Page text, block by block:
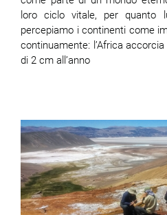
loro ciclo vitale, per quanto
percepiamo i continenti come
continuamente: l’Africa
di 2 cm all’anno